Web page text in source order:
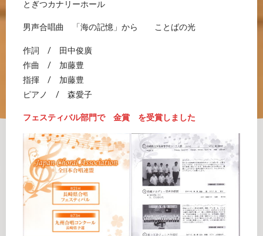
とぎつカナリーホール
男声合唱曲 「海の記憶」から ことばの光
作詞 / 田中俊廣
作曲 / 加藤豊
指揮 / 加藤豊
ピアノ / 森愛子
フェスティバル部門で 金賞 を受賞しました